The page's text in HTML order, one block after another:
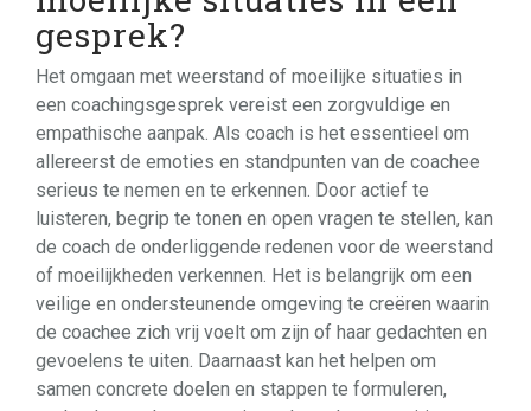
gesprek?
Het omgaan met weerstand of moeilijke situaties in
een coachingsgesprek vereist een zorgvuldige en
empathische aanpak. Als coach is het essentieel om
allereerst de emoties en standpunten van de coachee
serieus te nemen en te erkennen. Door actief te
luisteren, begrip te tonen en open vragen te stellen, kan
de coach de onderliggende redenen voor de weerstand
of moeilijkheden verkennen. Het is belangrijk om een
veilige en ondersteunende omgeving te creëren waarin
de coachee zich vrij voelt om zijn of haar gedachten en
gevoelens te uiten. Daarnaast kan het helpen om
samen concrete doelen en stappen te formuleren,